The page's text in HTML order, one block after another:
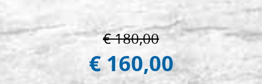
€ 180,00
€ 160,00